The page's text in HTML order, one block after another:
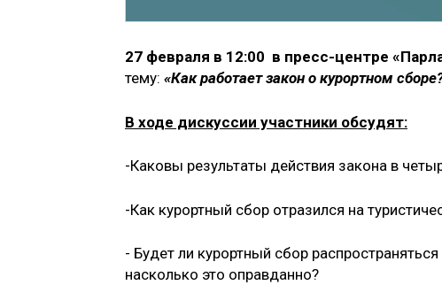
27 февраля в 12:00 в пресс-центре
тему: «Как работает закон о курортном
В ходе дискуссии участники обсудят:
-Каковы результаты действия закона в
-Как курортный сбор отразился на
- Будет ли курортный сбор
насколько это оправданно?